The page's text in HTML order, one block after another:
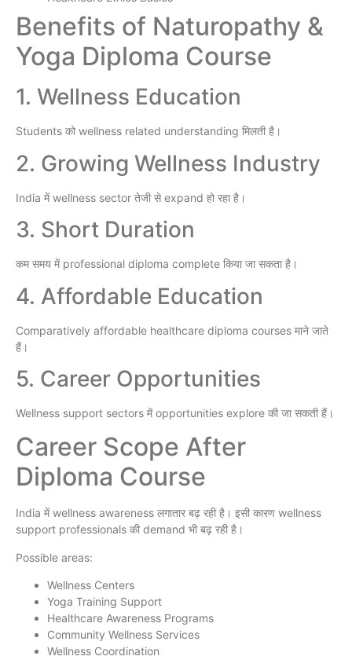
Benefits of Naturopathy &
Yoga Diploma Course
1. Wellness Education
Students को wellness related understanding मिलती है।
2. Growing Wellness Industry
India में wellness sector तेजी से expand हो रहा है।
3. Short Duration
कम समय में professional diploma complete किया जा सकता है।
4. Affordable Education
Comparatively affordable healthcare diploma courses माने जाते
हैं।
5. Career Opportunities
Wellness support sectors में opportunities explore की जा सकती हैं।
Career Scope After
Diploma Course
India में wellness awareness लगातार बढ़ रही है। इसी कारण wellness
support professionals की demand भी बढ़ रही है।
Possible areas:
Wellness Centers
Yoga Training Support
Healthcare Awareness Programs
Community Wellness Services
Wellness Coordination